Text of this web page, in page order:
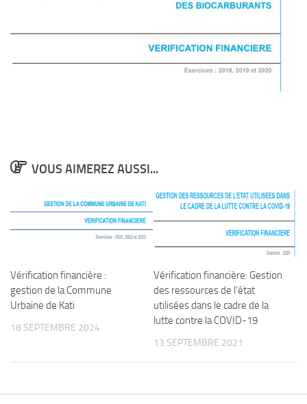
VOUS AIMEREZ AUSSI...
Vérification financière :
gestion de la Commune
Urbaine de Kati
18 SEPTEMBRE 2024
Vérification financière: Gestion
des ressources de l’état
utilisées dans le cadre de la
lutte contre la COVID-19
13 SEPTEMBRE 2021